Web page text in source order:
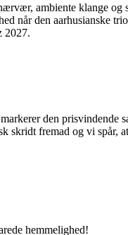
ambiente klange og
når den aarhusianske
2027.
den prisvindende
skridt fremad og vi spår,
hemmelighed!